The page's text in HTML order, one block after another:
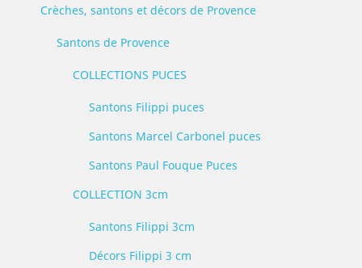
Crèches, santons et décors de Provence
Santons de Provence
COLLECTIONS PUCES
Santons Filippi puces
Santons Marcel Carbonel puces
Santons Paul Fouque Puces
COLLECTION 3cm
Santons Filippi 3cm
Décors Filippi 3 cm